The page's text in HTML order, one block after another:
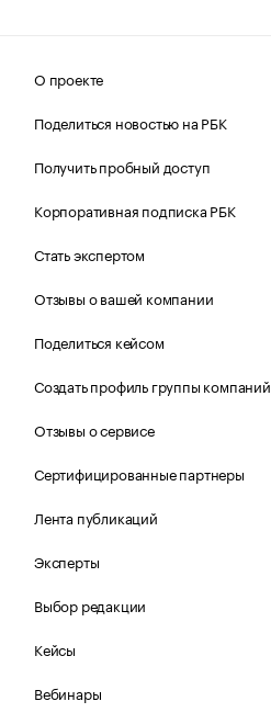
О проекте
Поделиться новостью на РБК
Получить пробный доступ
Корпоративная подписка РБК
Стать экспертом
Отзывы о вашей компании
Поделиться кейсом
Создать профиль группы компаний
Отзывы о сервисе
Сертифицированные партнеры
Лента публикаций
Эксперты
Выбор редакции
Кейсы
Вебинары